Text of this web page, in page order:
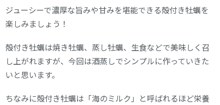
ジューシーで濃厚な旨みや甘みを堪能できる殻付き牡蠣を
楽しみましょう！
殻付き牡蠣は焼き牡蠣、蒸し牡蠣、生食などで美味しく召
し上がれますが、今回は酒蒸しでシンプルに作っていきた
いと思います。
ちなみに殻付き牡蠣は「海のミルク」と呼ばれるほど栄養